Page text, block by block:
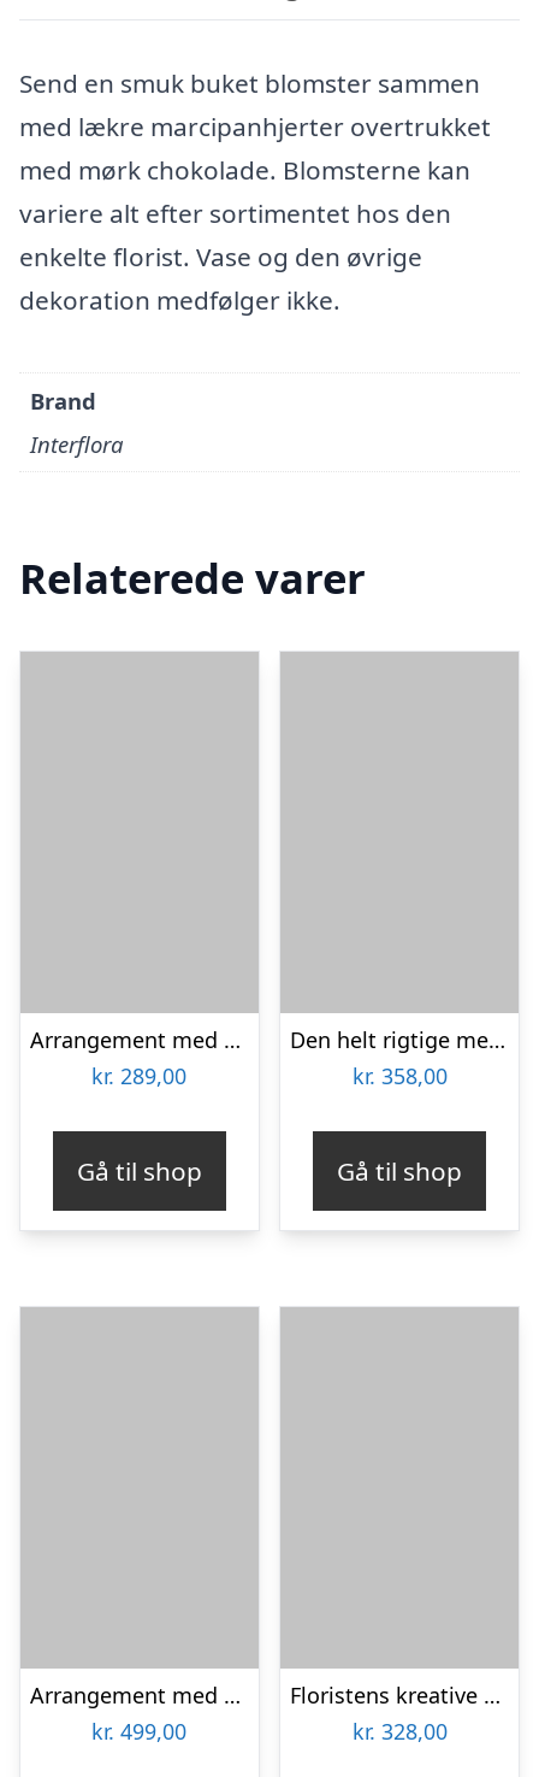
Send en smuk buket blomster sammen
med lækre marcipanhjerter overtrukket
med mørk chokolade. Blomsterne kan
variere alt efter sortimentet hos den
enkelte florist. Vase og den øvrige
dekoration medfølger ikke.
Brand
Interflora
Relaterede varer
Arrangement med sukkulenter
kr. 289,00
Gå til shop
Den helt rigtige med flødechokolade mandler
kr. 358,00
Gå til shop
Arrangement med orkideer
kr. 499,00
Floristens kreative valg i æske med marcipanhjerter
kr. 328,00